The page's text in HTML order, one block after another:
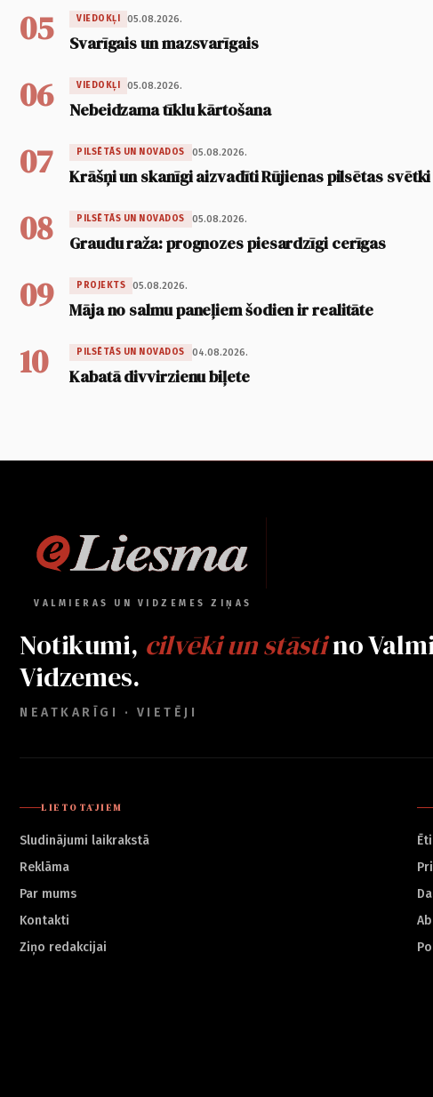
05 VIEDOKĻI 05.08.2026.
Svarīgais un mazsvarīgais
06 VIEDOKĻI 05.08.2026.
Nebeidzama tīklu kārtošana
07 PILSĒTĀS UN NOVADOS 05.08.2026.
Krāšņi un skanīgi aizvadīti Rūjienas pilsētas svētki
08 PILSĒTĀS UN NOVADOS 05.08.2026.
Graudu raža: prognozes piesardzīgi cerīgas
09 PROJEKTS 05.08.2026.
Māja no salmu paneļiem šodien ir realitāte
10 PILSĒTĀS UN NOVADOS 04.08.2026.
Kabatā divvirzienu biļete
VALMIERAS UN VIDZEMES ZIŅAS
Notikumi, cilvēki un stāstino
Vidzemes.
NEATKARĪGI · VIETĒJI
LIETOTĀJIEM
Sludinājumi laikrakstā
Reklāma
Par mums
Kontakti
Ziņo redakcijai